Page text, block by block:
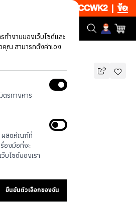
ทำงานของเว็บไซต์และ
คุณ สามารถตั้งค่าเอง
รทางการ
ผลิตภัณฑ์ที่
องมือที่จะ
บไซต์ของเรา
ยืนยันตัวเลือกของฉัน
20.00-23.00 โค้ด: CCWK2| ข้อกำห
โค้ด: